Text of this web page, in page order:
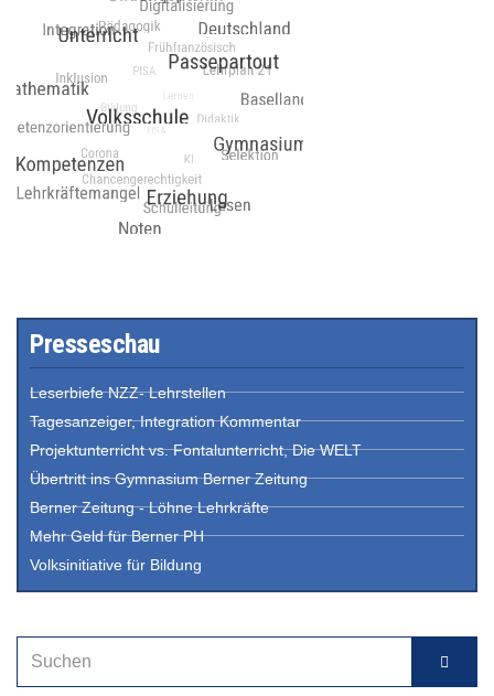
Presseschau
Leserbiefe NZZ- Lehrstellen
Tagesanzeiger, Integration Kommentar
Projektunterricht vs. Fontalunterricht, Die WELT
Übertritt ins Gymnasium Berner Zeitung
Berner Zeitung - Löhne Lehrkräfte
Mehr Geld für Berner PH
Volksinitiative für Bildung